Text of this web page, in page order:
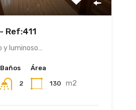
Ref:411
y luminoso…
Baños
2
Área
130 m2